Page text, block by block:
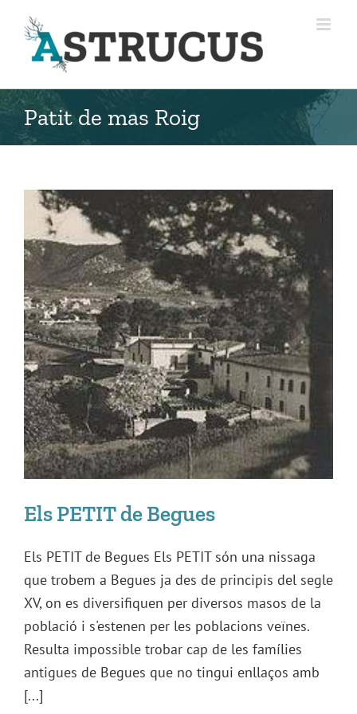
content
Patit de mas Roig
Els PETIT de Begues
Els PETIT de Begues Els PETIT són una nissaga
que trobem a Begues ja des de principis del segle
XV, on es diversifiquen per diversos masos de la
població i s'estenen per les poblacions veïnes.
Resulta impossible trobar cap de les famílies
antigues de Begues que no tingui enllaços amb
[...]